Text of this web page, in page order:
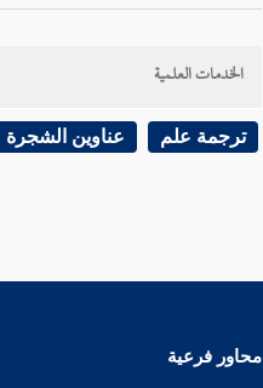
الخدمات العلمية
ترجمة علم عناوين الشجرة
محاور فرعية